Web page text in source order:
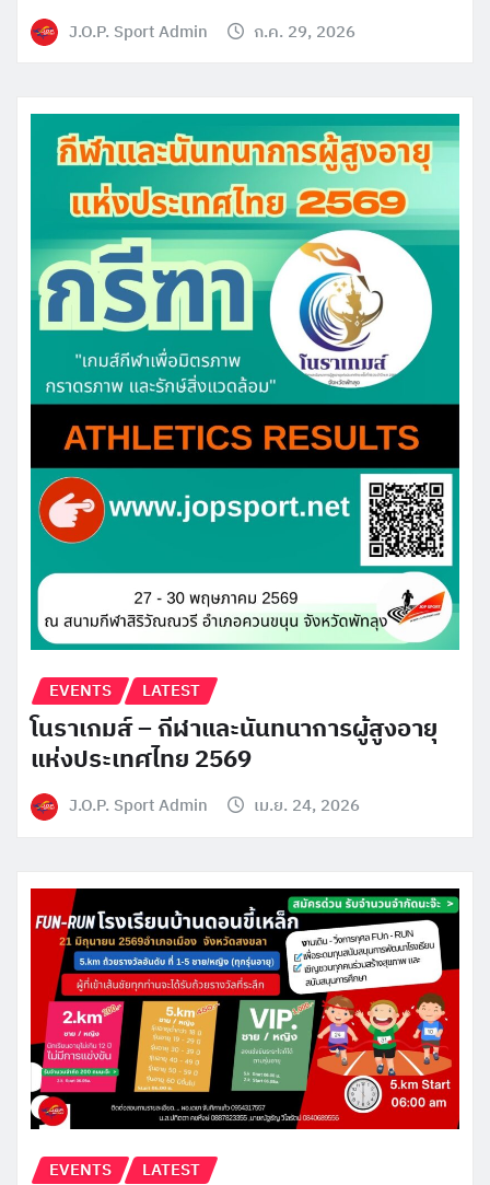
J.O.P. Sport Admin ก.ค. 29, 2026
EVENTS LATEST
โนราเกมส์ – กีฬาและนันทนาการผู้สูงอายุ
แห่งประเทศไทย 2569
J.O.P. Sport Admin เม.ย. 24, 2026
EVENTS LATEST